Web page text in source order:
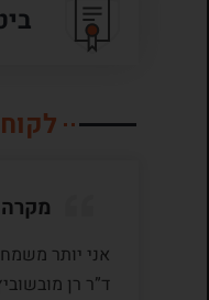
אני יותר
ד”ר רן